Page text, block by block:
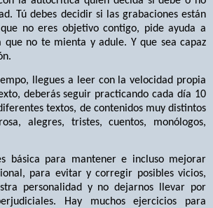
Tú debes decidir si las grabaciones están
no eres objetivo contigo, pide ayuda a
que no te mienta y adule. Y que sea capaz
llegues a leer con la velocidad propia
deberás seguir practicando cada día 10
textos, de contenidos muy distintos
alegres, tristes, cuentos, monólogos,
básica para mantener e incluso mejorar
para evitar y corregir posibles vicios,
personalidad y no dejarnos llevar por
Hay muchos ejercicios para